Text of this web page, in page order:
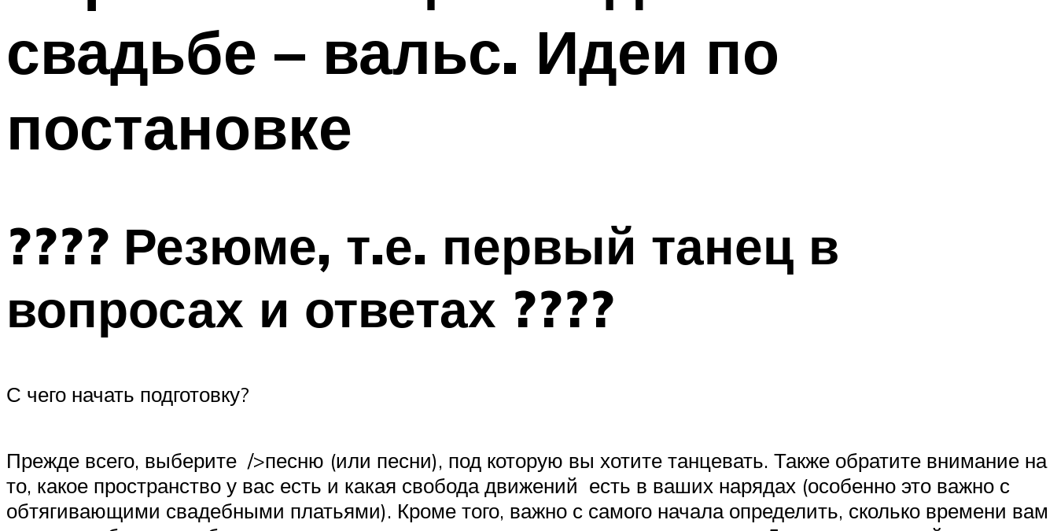
свадьбе – вальс. Идеи по
постановке
???? Резюме, т.е. первый танец в
вопросах и ответах ????
С чего начать подготовку?
Прежде всего, выберите />песню (или песни), под которую вы хотите танцевать. Также обратите внимание на
то, какое пространство у вас есть и какая свобода движений есть в ваших нарядах (особенно это важно с
обтягивающими свадебными платьями). Кроме того, важно с самого начала определить, сколько времени вам